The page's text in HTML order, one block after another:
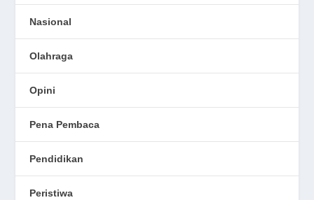
Nasional
Olahraga
Opini
Pena Pembaca
Pendidikan
Peristiwa